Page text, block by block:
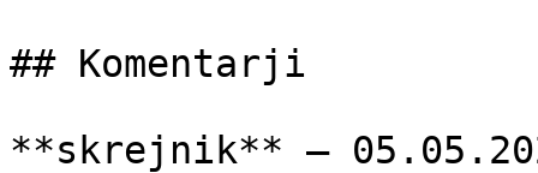
## Komentarji
**skrejnik** —